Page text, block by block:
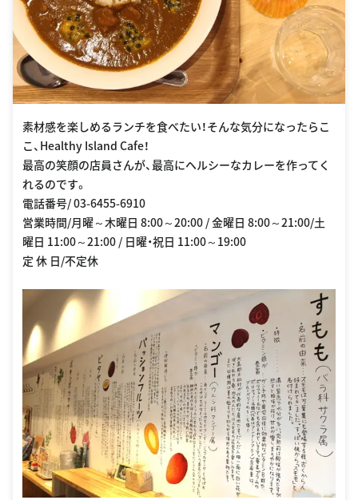
素材感を楽しめるランチを食べたい！そんな気分になったらこ
こ、Healthy Island Cafe！
最高の笑顔の店員さんが、最高にヘルシーなカレーを作ってく
れるのです。
電話番号/ 03-6455-6910
営業時間/月曜～木曜日 8:00～20:00 / 金曜日 8:00～21:00/土
曜日 11:00～21:00 / 日曜・祝日 11:00～19:00
定 休 日/不定休